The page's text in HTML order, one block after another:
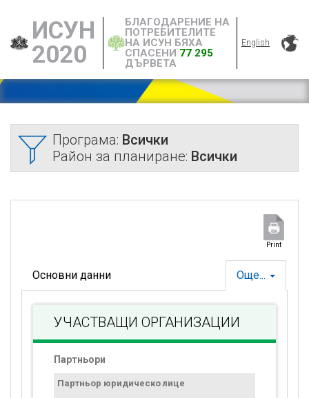
ИСУН
2020
БЛАГОДАРЕНИЕ НА
ПОТРЕБИТЕЛИТЕ
НА ИСУН БЯХА
СПАСЕНИ 77 295
ДЪРВЕТА
English
Програма: Всички
Район за планиране: Всички
Print
Още...
Основни данни
УЧАСТВАЩИ ОРГАНИЗАЦИИ
Партньори
Партньор юридическо лице